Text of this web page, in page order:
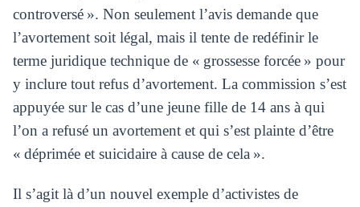
controversé ». Non seulement l’avis demande que
l’avortement soit légal, mais il tente de redéfinir le
terme juridique technique de « grossesse forcée » pour
y inclure tout refus d’avortement. La commission s’est
appuyée sur le cas d’une jeune fille de 14 ans à qui
l’on a refusé un avortement et qui s’est plainte d’être
« déprimée et suicidaire à cause de cela ».
Il s’agit là d’un nouvel exemple d’activistes de